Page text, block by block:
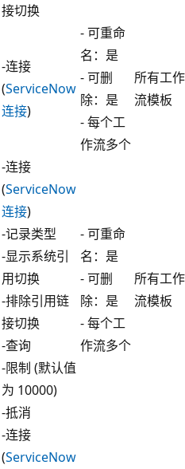
接切换
-连接
(ServiceNow
连接)
- 可重命
名：是
- 可删
除：是
- 每个工
作流多个
所有工作
流模板
-连接
(ServiceNow
连接)
-记录类型
-显示系统引
用切换
-排除引用链
接切换
-查询
-限制 (默认值
为 10000)
-抵消
- 可重命
名：是
- 可删
除：是
- 每个工
作流多个
所有工作
流模板
-连接
(ServiceNow